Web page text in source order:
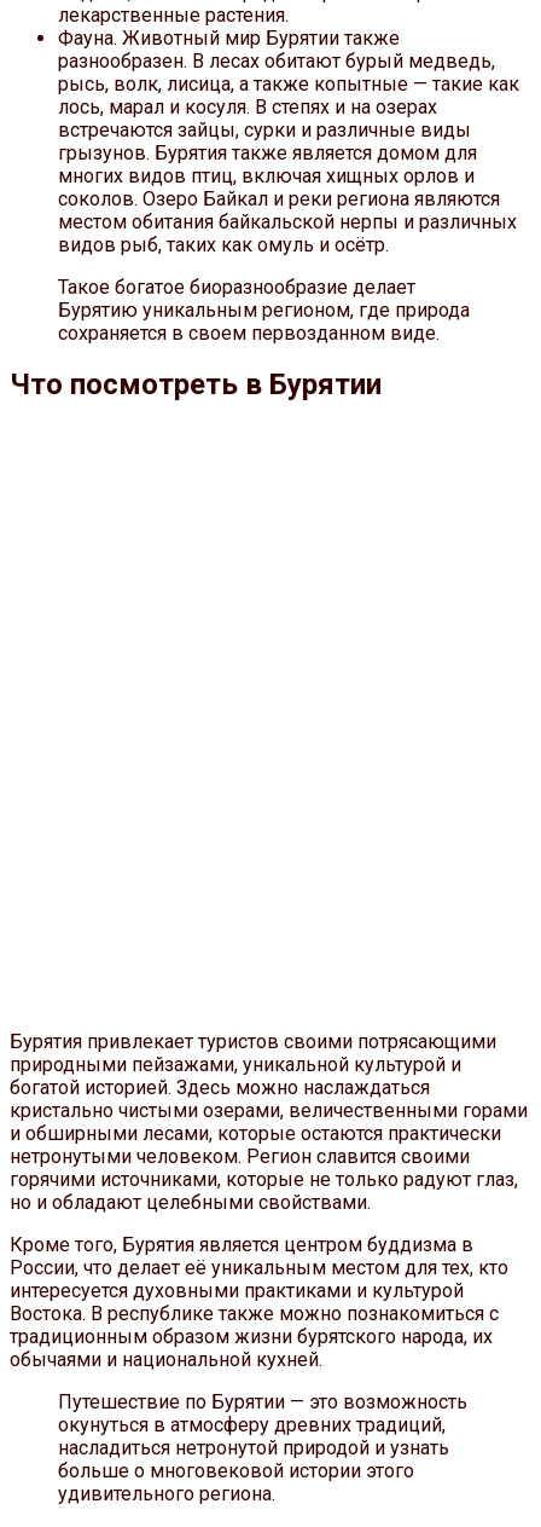
лекарственные растения.
Фауна. Животный мир Бурятии также
разнообразен. В лесах обитают бурый медведь,
рысь, волк, лисица, а также копытные — такие как
лось, марал и косуля. В степях и на озерах
встречаются зайцы, сурки и различные виды
грызунов. Бурятия также является домом для
многих видов птиц, включая хищных орлов и
соколов. Озеро Байкал и реки региона являются
местом обитания байкальской нерпы и различных
видов рыб, таких как омуль и осётр.
Такое богатое биоразнообразие делает
Бурятию уникальным регионом, где природа
сохраняется в своем первозданном виде.
Что посмотреть в Бурятии
Бурятия привлекает туристов своими потрясающими
природными пейзажами, уникальной культурой и
богатой историей. Здесь можно наслаждаться
кристально чистыми озерами, величественными горами
и обширными лесами, которые остаются практически
нетронутыми человеком. Регион славится своими
горячими источниками, которые не только радуют глаз,
но и обладают целебными свойствами.
Кроме того, Бурятия является центром буддизма в
России, что делает её уникальным местом для тех, кто
интересуется духовными практиками и культурой
Востока. В республике также можно познакомиться с
традиционным образом жизни бурятского народа, их
обычаями и национальной кухней.
Путешествие по Бурятии — это возможность
окунуться в атмосферу древних традиций,
насладиться нетронутой природой и узнать
больше о многовековой истории этого
удивительного региона.